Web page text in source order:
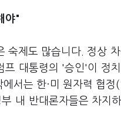
야"
숙제도 많습니다. 정상
대통령의 '승인'이 정
서는 한·미 원자력 협
내 반대론자들은 차지